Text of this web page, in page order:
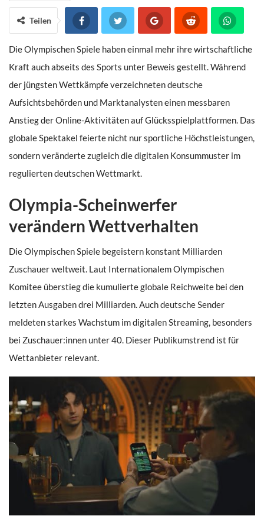
Teilen
Die Olympischen Spiele haben einmal mehr ihre wirtschaftliche
Kraft auch abseits des Sports unter Beweis gestellt. Während
der jüngsten Wettkämpfe verzeichneten deutsche
Aufsichtsbehörden und Marktanalysten einen messbaren
Anstieg der Online-Aktivitäten auf Glücksspielplattformen. Das
globale Spektakel feierte nicht nur sportliche Höchstleistungen,
sondern veränderte zugleich die digitalen Konsummuster im
regulierten deutschen Wettmarkt.
Olympia-Scheinwerfer
verändern Wettverhalten
Die Olympischen Spiele begeistern konstant Milliarden
Zuschauer weltweit. Laut Internationalem Olympischen
Komitee überstieg die kumulierte globale Reichweite bei den
letzten Ausgaben drei Milliarden. Auch deutsche Sender
meldeten starkes Wachstum im digitalen Streaming, besonders
bei Zuschauer:innen unter 40. Dieser Publikumstrend ist für
Wettanbieter relevant.